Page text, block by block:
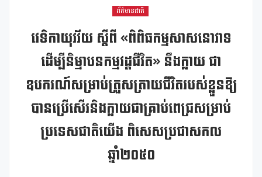
ព័ត៌មានជាតិ
វេទិកាយុវវ័យ ស្តីពី «ពិពិធកម្មសាសនោវាទ
ដើម្បីនិម្មាបនកម្មវដ្ដជីវិត» នឹងក្លាយ ជា
ឧបករណ៍សម្រាប់ត្រួសត្រាយជីវិតរបស់ខ្លួនឱ្យ
បានប្រើសើរនិងក្លាយជាគ្រាប់ពេជ្រសម្រាប់
ប្រទេសជាតិយើង ពិសេសប្រជាសកល
ឆ្នាំ២០៥០